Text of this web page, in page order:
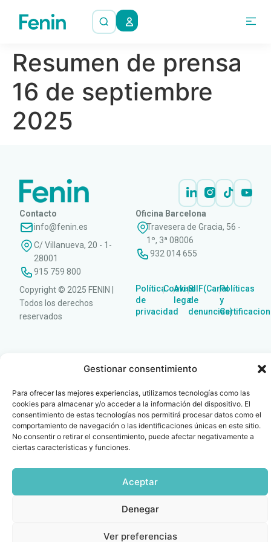
Gestionar consentimiento
Para ofrecer las mejores experiencias, utilizamos tecnologías como las
cookies para almacenar y/o acceder a la información del dispositivo. El
consentimiento de estas tecnologías nos permitirá procesar datos como el
comportamiento de navegación o las identificaciones únicas en este sitio.
No consentir o retirar el consentimiento, puede afectar negativamente a
ciertas características y funciones.
Aceptar
Denegar
Ver preferencias
Resumen de prensa
16 de septiembre
2025
Contacto
info@fenin.es
C/ Villanueva, 20 - 1-
28001
915 759 800
Oficina Barcelona
Travesera de Gracia, 56 -
1º, 3ª 08006
932 014 655
Copyright © 2025 FENIN |
Todos los derechos
reservados
Política
de
privacidad
|Cookies
|Aviso
legal
|SIIF(Canal
de
denuncias)
|Políticas
y